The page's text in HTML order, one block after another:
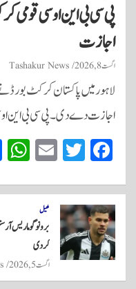
پی سی بی این او سی قومی
اجازت
اگست 8, 2026 Tashakur News
لاہور میں پاکستان کرکٹ بورڈ
اجازت دے دی۔ پی سی بی این
Fa
bo
ok
T
tte
r
E
ail
کھیل
برونو گوماریس
کر دی
اگست 5, 2026